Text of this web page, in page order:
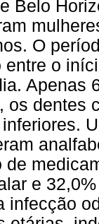
Belo
O
entre o
Apenas
os dentes
de
e
infecção